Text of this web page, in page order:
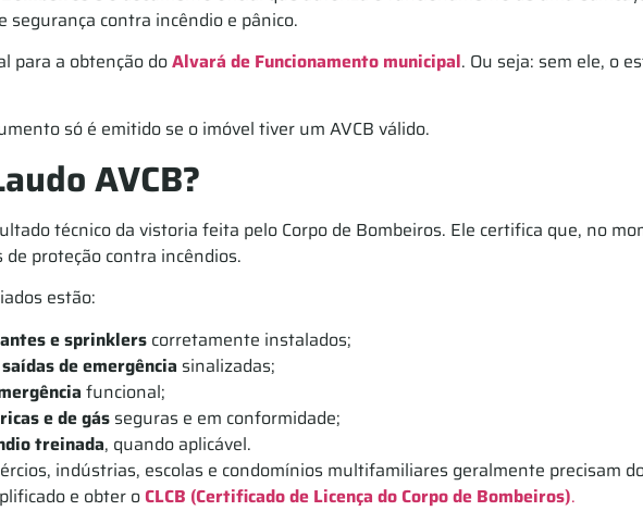
segurança contra incêndio e pânico.
para a obtenção doAlvará de Funcionamento municipal. Ou seja: sem ele, o
só é emitido se o imóvel tiver um AVCB válido.
AVCB?
técnico da vistoria feita pelo Corpo de Bombeiros. Ele certifica que, no
de proteção contra incêndios.
estão:
e sprinklers corretamente instalados;
de emergência sinalizadas;
funcional;
e de gás seguras e em conformidade;
treinada, quando aplicável.
indústrias, escolas e condomínios multifamiliares geralmente precisam
e obter oCLCB (Certificado de Licença do Corpo de Bombeiros).